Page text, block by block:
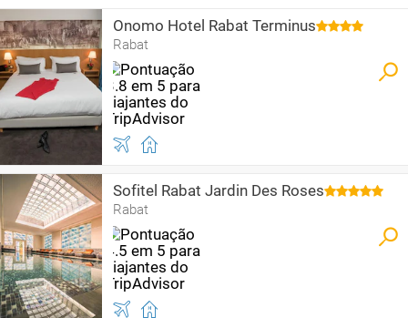
Onomo Hotel Rabat Terminus
Rabat
Sofitel Rabat Jardin Des Roses
Rabat